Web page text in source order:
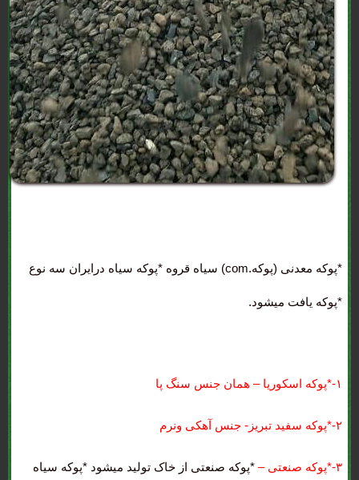
*پوکه معدنی (پوکه.com) سیاه قروه *پوکه سیاه درایران سه نوع
*پوکه یافت میشود.
۱-*پوکه اسکوریا – همان جنس سنگ پا
۲-*پوکه سفید تبریز- جنس آهکی ونرم
۳-*پوکه صنعتی – *پوکه صنعتی از خاک تولید میشود *پوکه سیاه